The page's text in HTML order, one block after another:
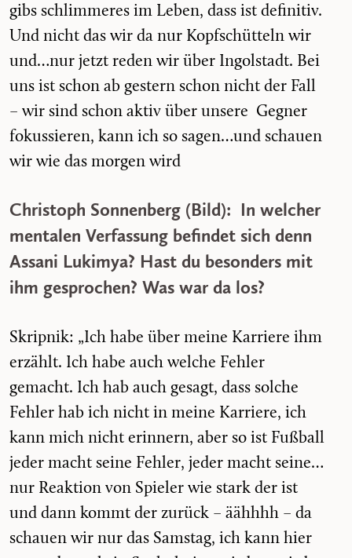
gibs schlimmeres im Leben, dass ist definitiv.
Und nicht das wir da nur Kopfschütteln wir
und…nur jetzt reden wir über Ingolstadt. Bei
uns ist schon ab gestern schon nicht der Fall
– wir sind schon aktiv über unsere Gegner
fokussieren, kann ich so sagen…und schauen
wir wie das morgen wird
Christoph Sonnenberg (Bild): In welcher
mentalen Verfassung befindet sich denn
Assani Lukimya? Hast du besonders mit
ihm gesprochen? Was war da los?
Skripnik: „Ich habe über meine Karriere ihm
erzählt. Ich habe auch welche Fehler
gemacht. Ich hab auch gesagt, dass solche
Fehler hab ich nicht in meine Karriere, ich
kann mich nicht erinnern, aber so ist Fußball
jeder macht seine Fehler, jeder macht seine…
nur Reaktion von Spieler wie stark der ist
und dann kommt der zurück – äähhhh – da
schauen wir nur das Samstag, ich kann hier